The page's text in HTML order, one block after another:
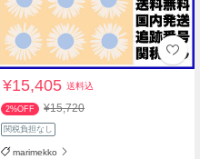
¥15,405送料込
2%OFF ¥15,720
関税負担なし
marimekko